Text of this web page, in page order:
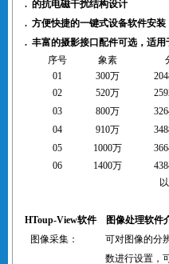
. 的抗电磁干扰结构设计
. 方便快捷的一键式设备软件安
. 丰富的摄影接口配件可选，适用
序号
象素
01 300万
02 520万
03 800万
04 910万
05 1000万
06 1400万
HToup-View软件
图像处理软件
图像采集：
可对图像的分
数进行设置，